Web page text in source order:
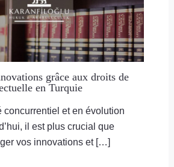
grâce aux droits de
en Turquie
concurrentiel et en évolution
il est plus crucial que
vos innovations et […]